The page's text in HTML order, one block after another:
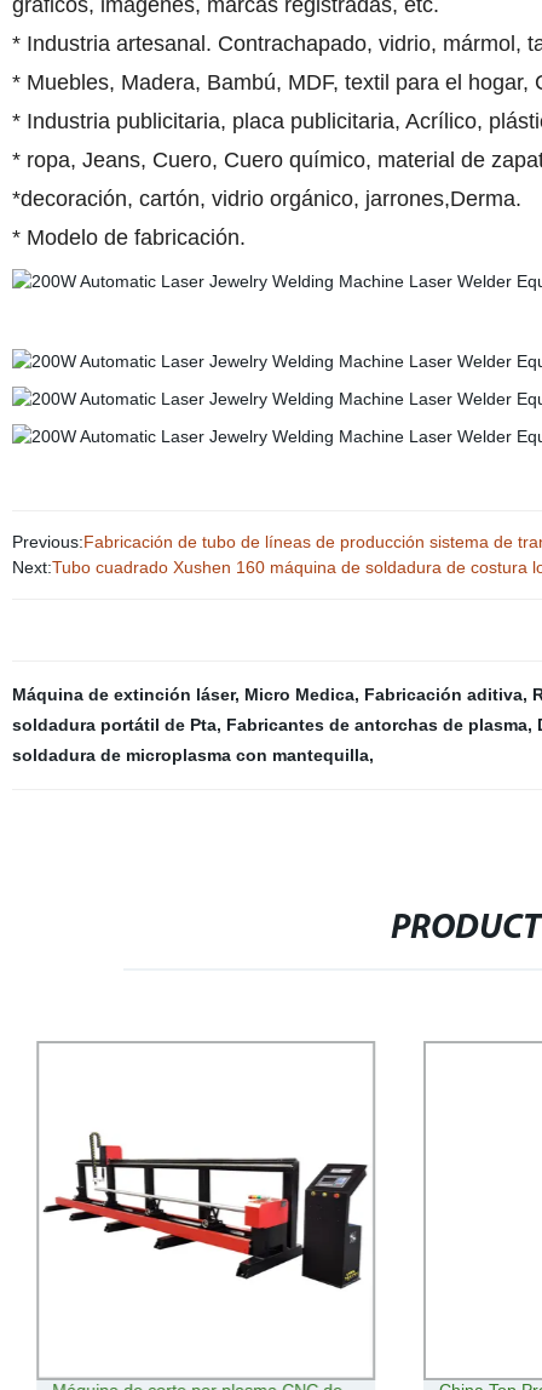
gráficos, imágenes, marcas registradas, etc.
* Industria artesanal. Contrachapado, vidrio, mármol,
* Muebles, Madera, Bambú, MDF, textil para el hogar,
* Industria publicitaria, placa publicitaria, Acrílico,
* ropa, Jeans, Cuero, Cuero químico, material de
*decoración, cartón, vidrio orgánico, jarrones,Derma.
* Modelo de fabricación.
Previous:Fabricación de tubo de líneas de producción sistema de
Next:Tubo cuadrado Xushen 160 máquina de soldadura de costura
Máquina de extinción láser, Micro Medica, Fabricación aditiva,
soldadura portátil de Pta, Fabricantes de antorchas de plasma,
soldadura de microplasma con mantequilla,